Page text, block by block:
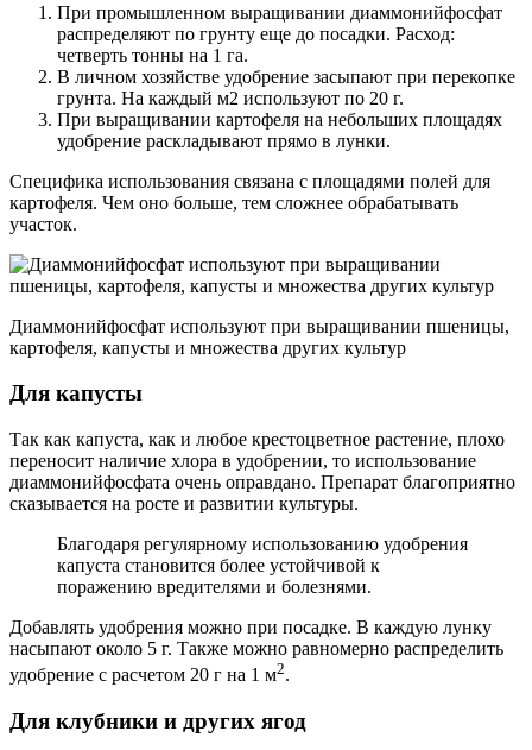
При промышленном выращивании диаммонийфосфат
распределяют по грунту еще до посадки. Расход:
четверть тонны на 1 га.
В личном хозяйстве удобрение засыпают при перекопке
грунта. На каждый м2 используют по 20 г.
При выращивании картофеля на небольших площадях
удобрение раскладывают прямо в лунки.
Специфика использования связана с площадями полей для
картофеля. Чем оно больше, тем сложнее обрабатывать
участок.
Диаммонийфосфат используют при выращивании пшеницы,
картофеля, капусты и множества других культур
Для капусты
Так как капуста, как и любое крестоцветное растение, плохо
переносит наличие хлора в удобрении, то использование
диаммонийфосфата очень оправдано. Препарат благоприятно
сказывается на росте и развитии культуры.
Благодаря регулярному использованию удобрения
капуста становится более устойчивой к
поражению вредителями и болезнями.
Добавлять удобрения можно при посадке. В каждую лунку
насыпают около 5 г. Также можно равномерно распределить
удобрение с расчетом 20 г на 1 м2.
Для клубники и других ягод